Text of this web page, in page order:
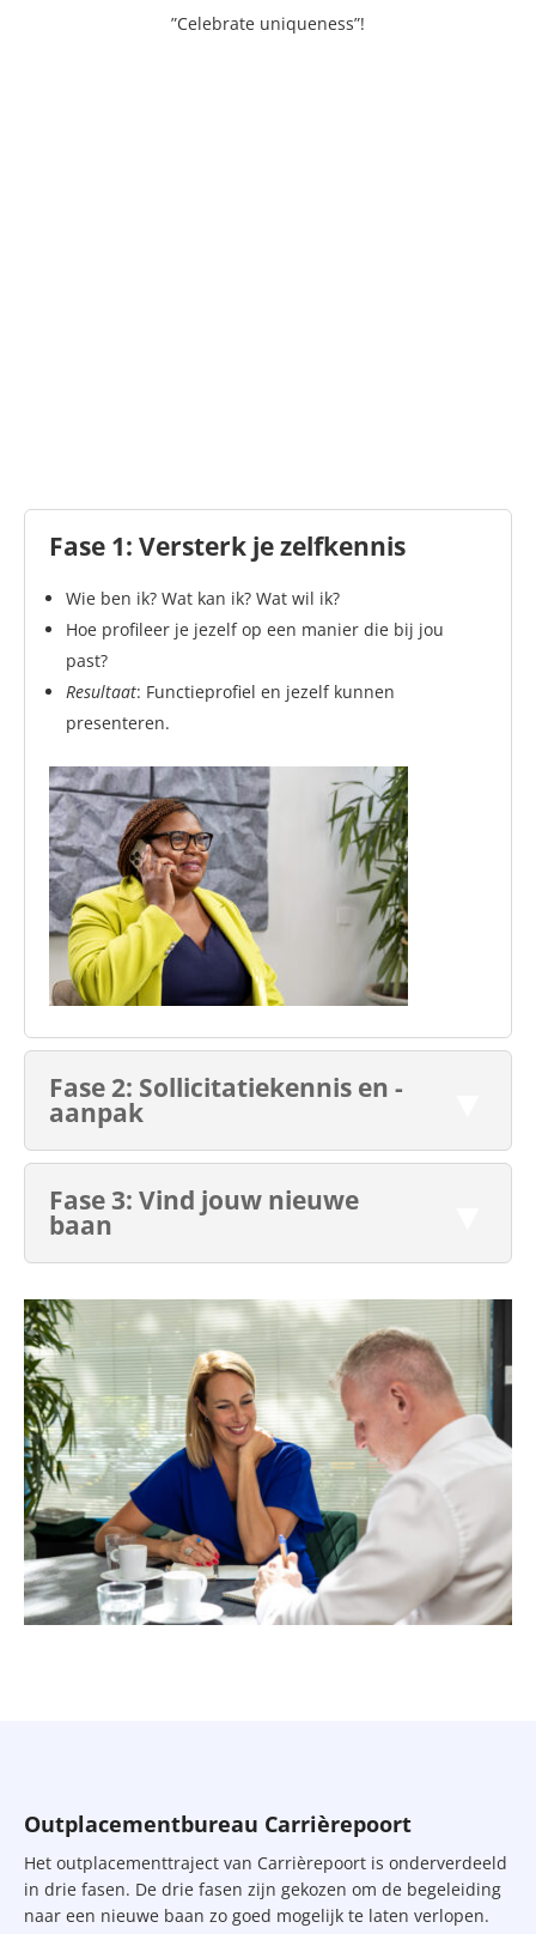
”Celebrate uniqueness”!
Fase 1: Versterk je zelfkennis
Wie ben ik? Wat kan ik? Wat wil ik?
Hoe profileer je jezelf op een manier die bij jou
past?
Resultaat: Functieprofiel en jezelf kunnen
presenteren.
Fase 2: Sollicitatiekennis en -
aanpak
Fase 3: Vind jouw nieuwe
baan
Outplacementbureau Carrièrepoort
Het outplacementtraject van Carrièrepoort is onderverdeeld
in drie fasen. De drie fasen zijn gekozen om de begeleiding
naar een nieuwe baan zo goed mogelijk te laten verlopen.